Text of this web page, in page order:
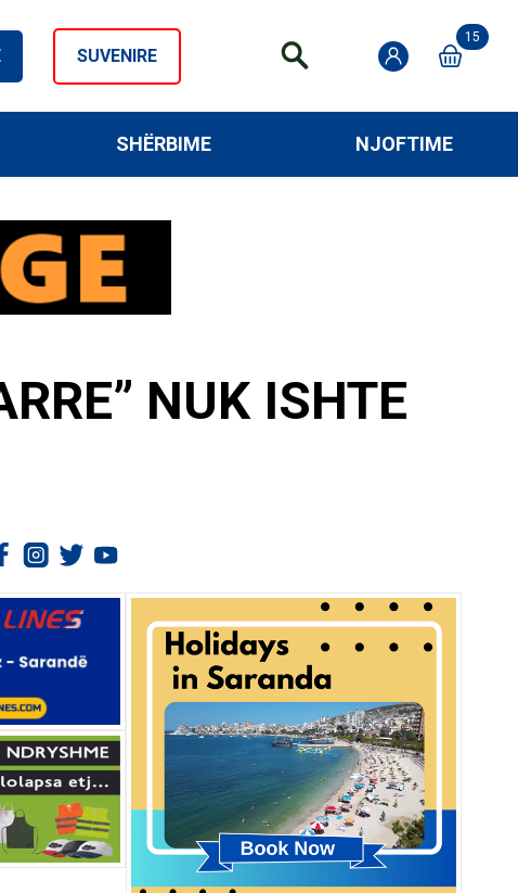
SUVENIRE
15
SHËRBIME NJOFTIME
NUK ISHTE